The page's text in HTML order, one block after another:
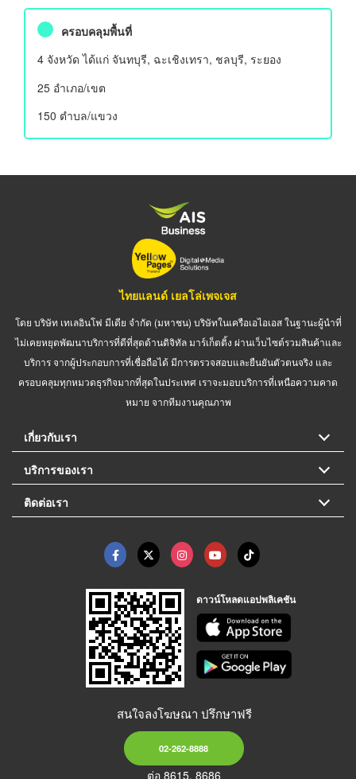
ครอบคลุมพื้นที่
4 จังหวัด ได้แก่ จันทบุรี, ฉะเชิงเทรา, ชลบุรี, ระยอง
25 อําเภอ/เขต
150 ตำบล/แขวง
ไทยแลนด์ เยลโล่เพจเจส
โดย บริษัท เทเลอินโฟ มีเดีย จำกัด (มหาชน) บริษัทในเครือเอไอเอส ในฐานะผู้นำที่
ไม่เคยหยุดพัฒนาบริการที่ดีที่สุดด้านดิจิทัล มาร์เก็ตติ้ง ผ่านเว็บไซต์รวมสินค้าและ
บริการ จากผู้ประกอบการที่เชื่อถือได้ มีการตรวจสอบและยืนยันตัวตนจริง และ
ครอบคลุมทุกหมวดธุรกิจมากที่สุดในประเทศ เราจะมอบบริการที่เหนือความคาด
หมาย จากทีมงานคุณภาพ
เกี่ยวกับเรา
บริการของเรา
ติดต่อเรา
ดาวน์โหลดแอปพลิเคชัน
สนใจลงโฆษณา ปรึกษาฟรี
02-262-8888
ต่อ 8615, 8686